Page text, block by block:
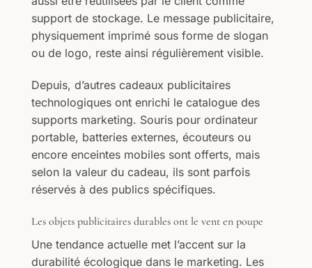
support de stockage. Le message publicitaire,
physiquement imprimé sous forme de slogan
ou de logo, reste ainsi régulièrement visible.
Depuis, d’autres cadeaux publicitaires
technologiques ont enrichi le catalogue des
supports marketing. Souris pour ordinateur
portable, batteries externes, écouteurs ou
encore enceintes mobiles sont offerts, mais
selon la valeur du cadeau, ils sont parfois
réservés à des publics spécifiques.
Les objets publicitaires durables ont le vent en poupe
Une tendance actuelle met l’accent sur la
durabilité écologique dans le marketing. Les